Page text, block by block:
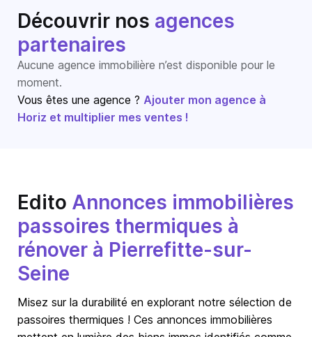
Découvrir nos agences
partenaires
Aucune agence immobilière n’est disponible pour le
moment.
Vous êtes une agence ? Ajouter mon agence à
Horiz et multiplier mes ventes !
Edito Annonces immobilières
passoires thermiques à
rénover à Pierrefitte-sur-
Seine
Misez sur la durabilité en explorant notre sélection de
passoires thermiques ! Ces annonces immobilières